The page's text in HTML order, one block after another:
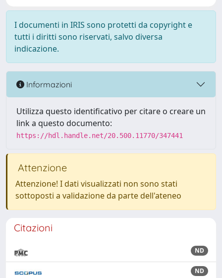
I documenti in IRIS sono protetti da copyright e
tutti i diritti sono riservati, salvo diversa
indicazione.
Informazioni
Utilizza questo identificativo per citare o creare un
link a questo documento:
https://hdl.handle.net/20.500.11770/347441
Attenzione
Attenzione! I dati visualizzati non sono stati
sottoposti a validazione da parte dell'ateneo
Citazioni
ND
ND